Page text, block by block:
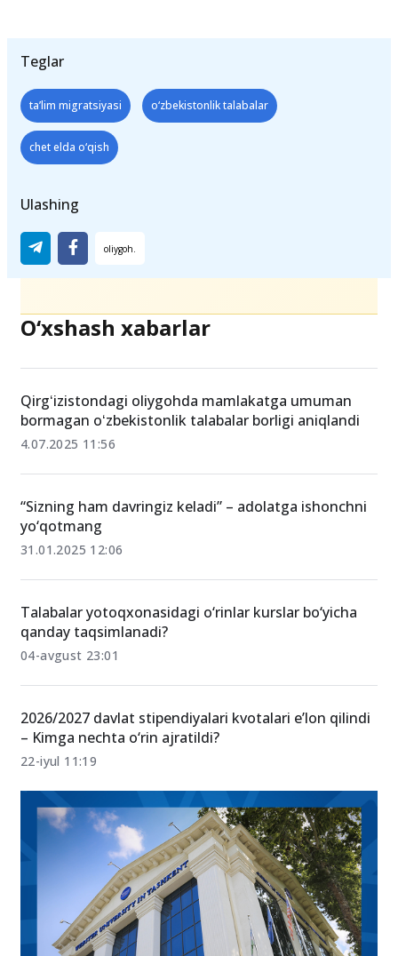
Teglar
ta’lim migratsiyasi o‘zbekistonlik talabalar
chet elda o‘qish
Ulashing
O‘xshash xabarlar
Qirgʻizistondagi oliygohda mamlakatga umuman
bormagan oʻzbekistonlik talabalar borligi aniqlandi
4.07.2025 11:56
“Sizning ham davringiz keladi” – adolatga ishonchni
yo‘qotmang
31.01.2025 12:06
Talabalar yotoqxonasidagi o‘rinlar kurslar bo‘yicha
qanday taqsimlanadi?
04-avgust 23:01
2026/2027 davlat stipendiyalari kvotalari e’lon qilindi
– Kimga nechta o‘rin ajratildi?
22-iyul 11:19